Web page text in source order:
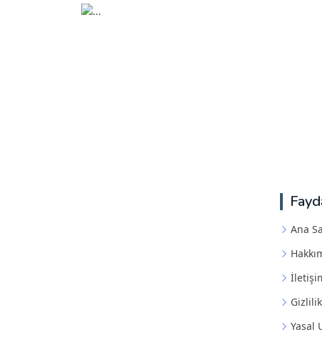
Ana
Yasal